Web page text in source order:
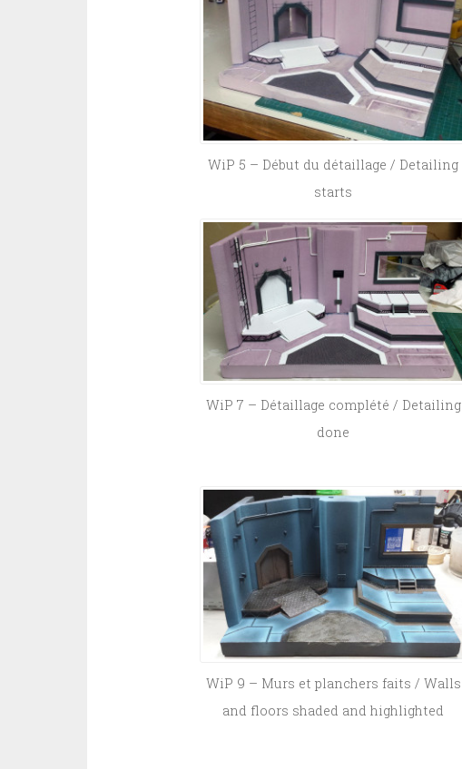
WiP 5 – Début du détaillage / Detailing
starts
WiP 7 – Détaillage complété / Detailing
done
WiP 9 – Murs et planchers faits / Walls
and floors shaded and highlighted